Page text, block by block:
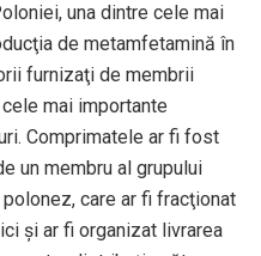
una dintre cele mai
de metamfetamină în
furnizaţi de membrii
mai importante
Comprimatele ar fi fost
un membru al grupului
care ar fi fracţionat
şi ar fi organizat livrarea